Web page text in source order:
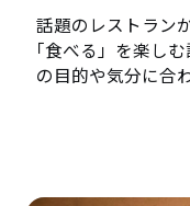
話題のレストラン
「食べる」を楽し
の目的や気分に合